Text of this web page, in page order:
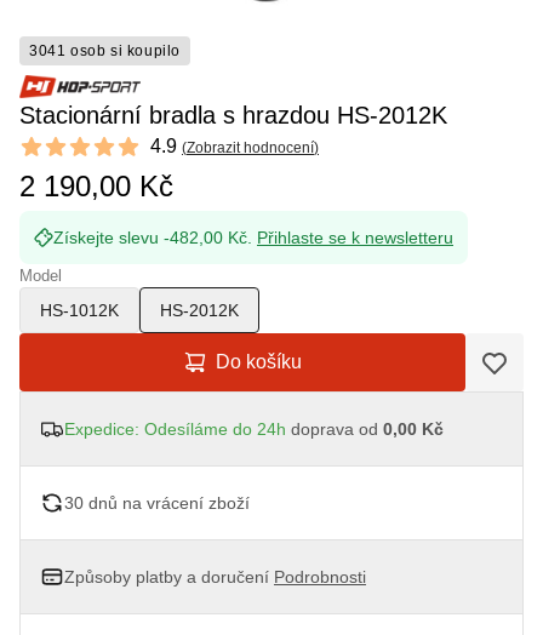
3041 osob si koupilo
Stacionární bradla s hrazdou HS-2012K
Reviews
4.9 out of 5 stars 4.9 (Zobrazit hodnocení)
2 190,00 Kč
Získejte slevu -482,00 Kč. Přihlaste se k newsletteru
Model
HS-1012K HS-2012K
Do košíku
Expedice: Odesíláme do 24h doprava od 0,00 Kč
30 dnů na vrácení zboží
Způsoby platby a doručení Podrobnosti